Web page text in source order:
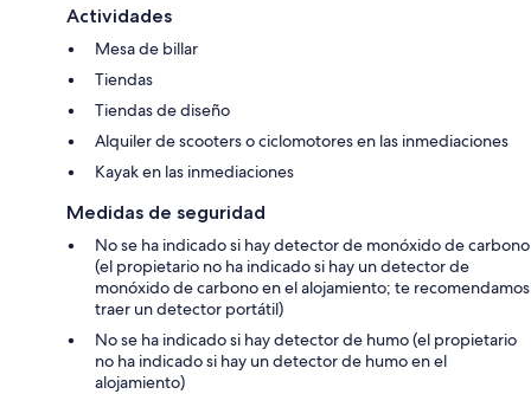
Actividades
Mesa de billar
Tiendas
Tiendas de diseño
Alquiler de scooters o ciclomotores en las inmediaciones
Kayak en las inmediaciones
Medidas de seguridad
No se ha indicado si hay detector de monóxido de carbono
(el propietario no ha indicado si hay un detector de
monóxido de carbono en el alojamiento; te recomendamos
traer un detector portátil)
No se ha indicado si hay detector de humo (el propietario
no ha indicado si hay un detector de humo en el
alojamiento)